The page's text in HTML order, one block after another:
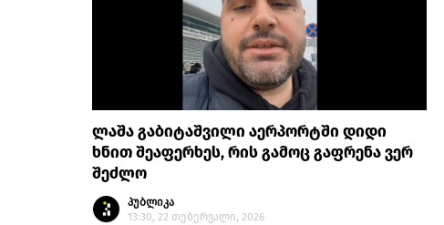
ლაშა გაბიტაშვილი აერპორტში დიდი
ხნით შეაფერხეს, რის გამოც გაფრენა ვერ
შეძლო
პუბლიკა
13:30, 22 თებერვალი, 2026